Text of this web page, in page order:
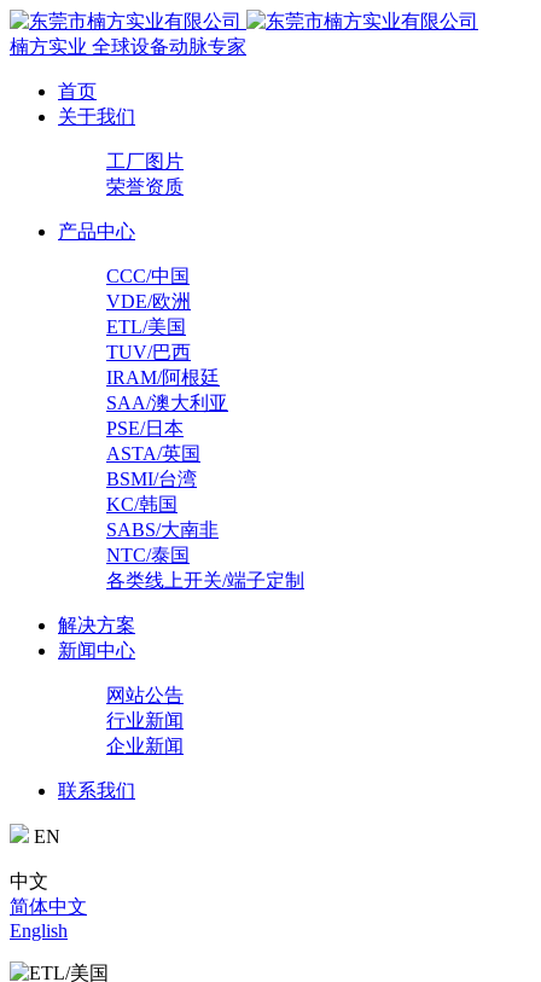
楠方实业 全球设备动脉专家
首页
关于我们
工厂图片
荣誉资质
产品中心
CCC/中国
VDE/欧洲
ETL/美国
TUV/巴西
IRAM/阿根廷
SAA/澳大利亚
PSE/日本
ASTA/英国
BSMI/台湾
KC/韩国
SABS/大南非
NTC/泰国
各类线上开关/端子定制
解决方案
新闻中心
网站公告
行业新闻
企业新闻
联系我们
EN
中文
简体中文
English